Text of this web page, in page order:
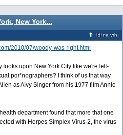
New York...
Idi na vrh
2010/07/woody-was-right.html
looks upon New York City like we're left-
por*nographers? I think of us that way
as Alvy Singer from his 1977 film Annie
department found that more that one
with Herpes Simplex Virus-2, the virus